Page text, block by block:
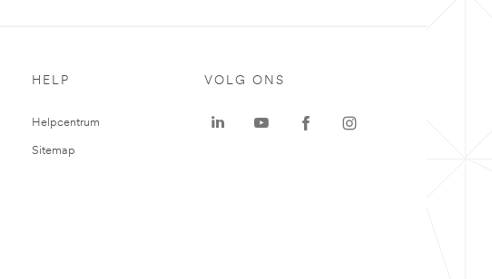
HELP
Helpcentrum
Sitemap
VOLG ONS